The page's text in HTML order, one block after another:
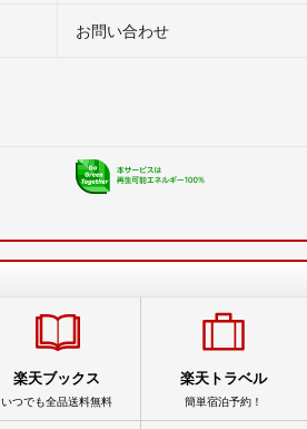
お問い合わせ
楽天ブックス
いつでも全品送料無料
楽天トラベル
簡単宿泊予約！